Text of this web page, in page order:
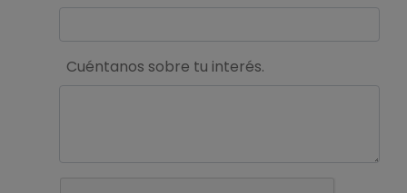
Cuéntanos sobre tu interés.